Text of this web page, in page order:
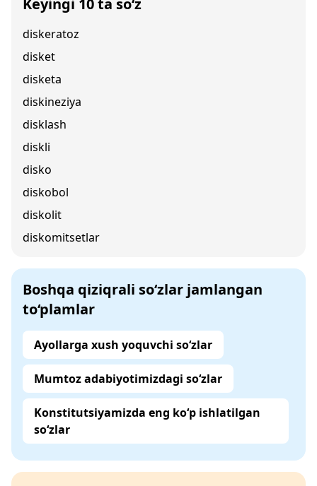
Keyingi 10 ta so‘z
diskeratoz
disket
disketa
diskineziya
disklash
diskli
disko
diskobol
diskolit
diskomitsetlar
Boshqa qiziqrali so‘zlar jamlangan
to‘plamlar
Ayollarga xush yoquvchi so‘zlar
Mumtoz adabiyotimizdagi so‘zlar
Konstitutsiyamizda eng ko‘p ishlatilgan
so‘zlar